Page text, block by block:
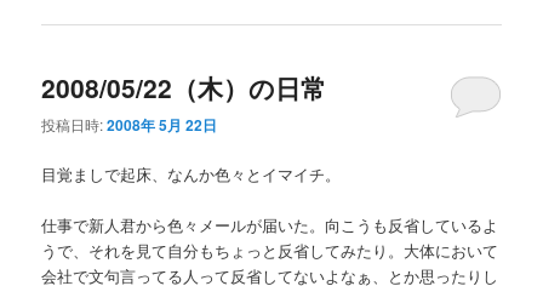
2008/05/22（木）の日常
投稿日時:2008年 5月 22日
目覚ましで起床、なんか色々とイマイチ。
仕事で新人君から色々メールが届いた。向こうも反省しているよ
うで、それを見て自分もちょっと反省してみたり。大体において
会社で文句言ってる人って反省してないよなぁ、とか思ったりし